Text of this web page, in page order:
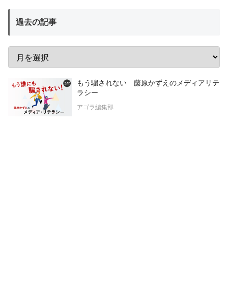
過去の記事
もう騙されない 藤原かずえのメディアリテ
ラシー
アゴラ編集部